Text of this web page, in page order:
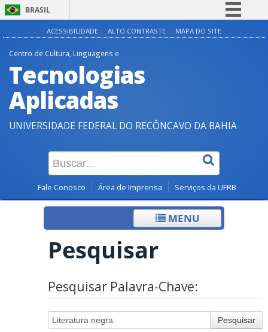
BRASIL
Simplifique!
Canais
ACESSIBILIDADE ALTO CONTRASTE MAPA DO SITE
Centro de Cultura, Linguagens e
Tecnologias
Aplicadas
UNIVERSIDADE FEDERAL DO RECÔNCAVO DA BAHIA
Fale Conosco Área de Imprensa Serviços da UFRB
MENU
Pesquisar
Pesquisar Palavra-Chave:
Pesquisar